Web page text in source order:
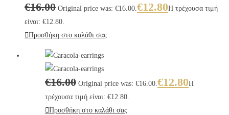
€16.00 Original price was: €16.00.€12.80Η τρέχουσα τιμή
είναι: €12.80.
Προσθήκη στο καλάθι σας
€16.00 Original price was: €16.00.€12.80Η
τρέχουσα τιμή είναι: €12.80.
Προσθήκη στο καλάθι σας